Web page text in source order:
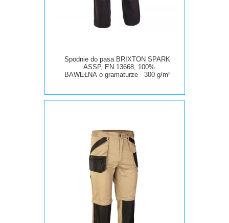
Spodnie do pasa BRIXTON SPARK
ASSP, EN 13668, 100%
BAWEŁNA o gramaturze 300 g/m²